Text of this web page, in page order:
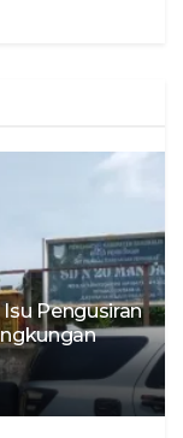
Pengusiran